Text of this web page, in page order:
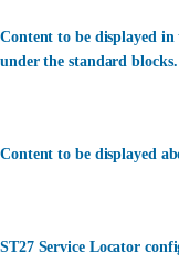
Content to be displayed
under the standard blocks.
Content to be displayed
ST27 Service Locator